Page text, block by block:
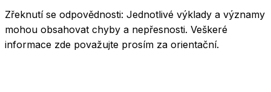
Zřeknutí se odpovědnosti: Jednotlivé výklady a významy
mohou obsahovat chyby a nepřesnosti. Veškeré
informace zde považujte prosím za orientační.